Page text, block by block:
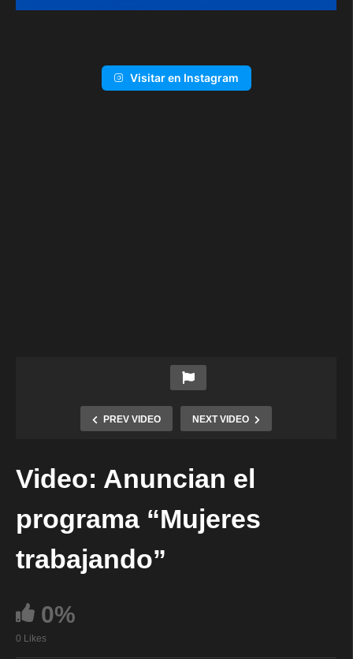
Visitar en Instagram
PREV VIDEO NEXT VIDEO
Video: Anuncian el
programa “Mujeres
trabajando”
0%
0 Likes